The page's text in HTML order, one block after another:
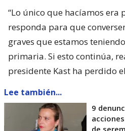
“Lo único que hacíamos era
responda para que
graves que estamos
primaria. Si esto continúa,
presidente Kast ha perdido
Lee también...
9
de